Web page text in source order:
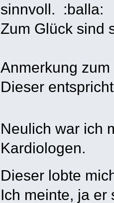
sinnvoll.
Zum Glück sind
Anmerkung zum
Dieser
Neulich war ich
Kardiologen.
Dieser lobte
Ich meinte, ja er